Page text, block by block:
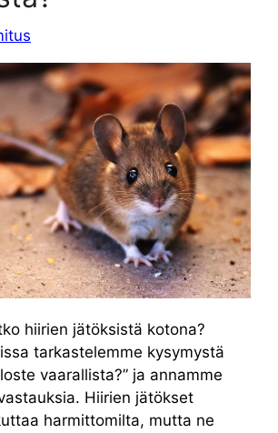
hiirien jätöksistä kotona?
tarkastelemme kysymystä
vaarallista?” ja annamme
Hiirien jätökset
harmittomilta, mutta ne